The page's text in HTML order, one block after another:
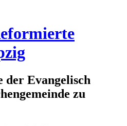
der Evangelisch
zu